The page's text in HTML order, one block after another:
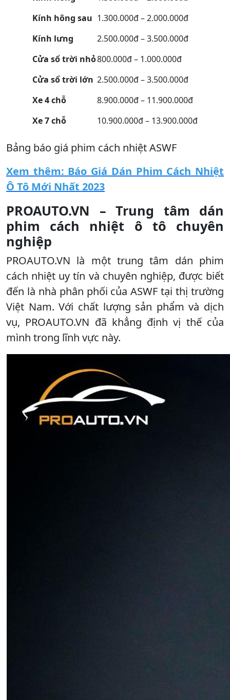
Kính hông sau 1.300.000đ – 2.000.000đ
Kính lưng
2.500.000đ – 3.500.000đ
Cửa sổ trời nhỏ800.000đ – 1.000.000đ
Cửa sổ trời lớn 2.500.000đ – 3.500.000đ
Xe 4 chỗ
8.900.000đ – 11.900.000đ
Xe 7 chỗ
10.900.000đ – 13.900.000đ
Bảng báo giá phim cách nhiệt ASWF
Xem thêm: Báo Giá Dán Phim Cách Nhiệt
Ô Tô Mới Nhất 2023
PROAUTO.VN – Trung tâm dán
phim cách nhiệt ô tô chuyên
nghiệp
PROAUTO.VN là một trung tâm dán phim
cách nhiệt uy tín và chuyên nghiệp, được biết
đến là nhà phân phối của ASWF tại thị trường
Việt Nam. Với chất lượng sản phẩm và dịch
vụ, PROAUTO.VN đã khẳng định vị thế của
mình trong lĩnh vực này.